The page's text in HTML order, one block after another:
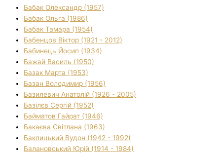
Бабак Олександр (1957)
Бабак Ольга (1986)
Бабак Тамара (1954)
Бабенцов Віктор (1921 - 2012)
Бабинець Йосип (1934)
Бажай Василь (1950)
Базак Марта (1953)
Базан Володимир (1956)
Базилевич Анатолій (1926 - 2005)
Базілєв Сергій (1952)
Байматов Гайрат (1946)
Бакаєва Світлана (1963)
Баклицький Вудон (1942 - 1992)
Балановський Юрій (1914 - 1984)